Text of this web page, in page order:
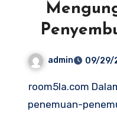
admin 09/29/
room5la.com Dalam era kedokteran modern,
penemuan-